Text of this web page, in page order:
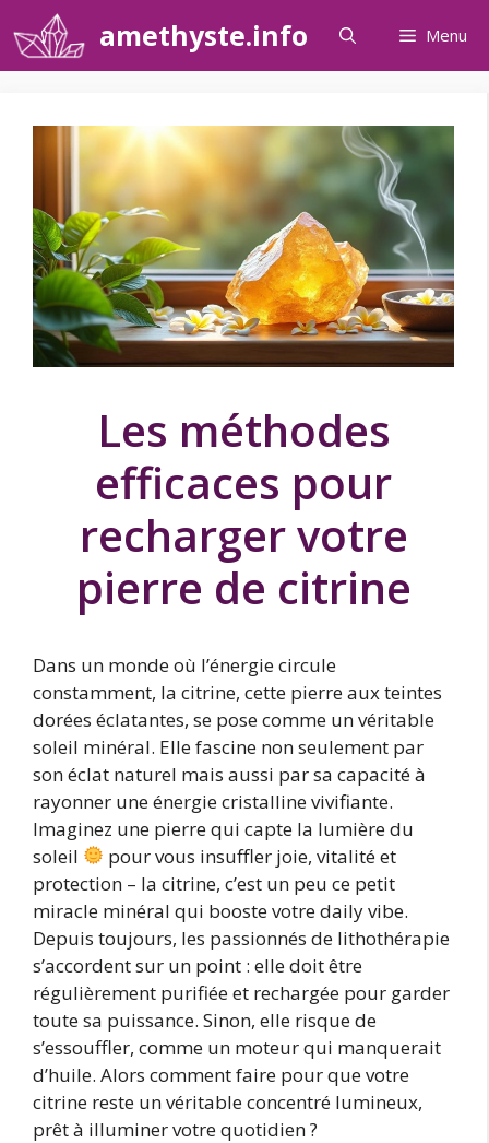
au
contenu
amethyste.info Menu
Les méthodes
efficaces pour
recharger votre
pierre de citrine
Dans un monde où l’énergie circule
constamment, la citrine, cette pierre aux teintes
dorées éclatantes, se pose comme un véritable
soleil minéral. Elle fascine non seulement par
son éclat naturel mais aussi par sa capacité à
rayonner une énergie cristalline vivifiante.
Imaginez une pierre qui capte la lumière du
soleil
pour vous insuffler joie, vitalité et
protection – la citrine, c’est un peu ce petit
miracle minéral qui booste votre daily vibe.
Depuis toujours, les passionnés de lithothérapie
s’accordent sur un point : elle doit être
régulièrement purifiée et rechargée pour garder
toute sa puissance. Sinon, elle risque de
s’essouffler, comme un moteur qui manquerait
d’huile. Alors comment faire pour que votre
citrine reste un véritable concentré lumineux,
prêt à illuminer votre quotidien ?